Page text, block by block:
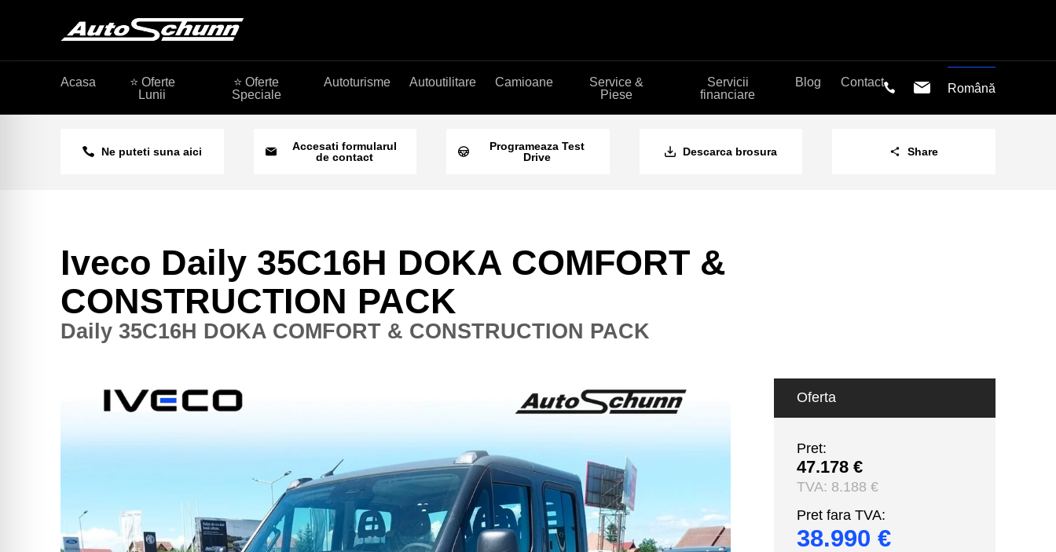
Ne puteti suna aici
Accesati formularul
de contact
Programeaza Test
Drive
Descarca brosura Share
Iveco Daily 35C16H DOKA COMFORT &
CONSTRUCTION PACK
Daily 35C16H DOKA COMFORT & CONSTRUCTION PACK
Oferta
Pret:
47.178 €
TVA: 8.188 €
Pret fara TVA:
38.990 €
Acasa
⭐ Oferte
Lunii
⭐ Oferte
Speciale
Autoturisme Autoutilitare Camioane
Service &
Piese
Servicii
financiare
Blog Contact Română